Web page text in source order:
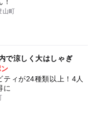
山町
で涼しく大はしゃぎ
ティが24種類以上！4人
に